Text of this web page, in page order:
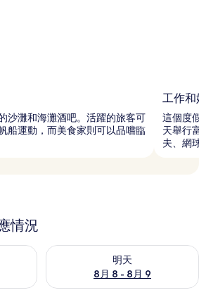
沙灘和海灘酒吧。活躍的旅客可
船運動，而美食家則可以品嚐臨
工作
這個度
天舉行
夫、網
情況
供應情況
明天
8月 8 - 8月 9
查看明天 (8月 8 - 8月 9) 的供